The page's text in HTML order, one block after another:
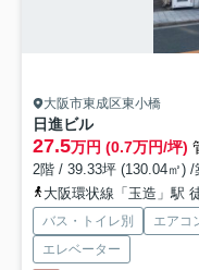
大阪市東成区東小橋
日進ビル
27.5万円 (0.7万円/坪)
2階 / 39.33坪 (130.04㎡) /
大阪環状線「玉造」駅
バス・トイレ別 エアコ
エレベーター